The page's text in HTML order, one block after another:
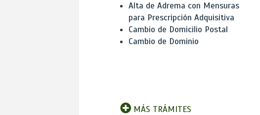
Alta de Adrema con Mensuras
para Prescripción Adquisitiva
Cambio de Domicilio Postal
Cambio de Dominio
MÁS TRÁMITES